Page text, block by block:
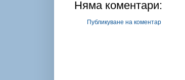
Няма коментари:
Публикуване на коментар